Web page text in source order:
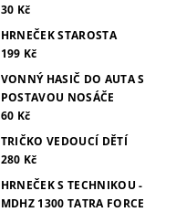
30 Kč
HRNEČEK STAROSTA
199 Kč
VONNÝ HASIČ DO AUTA S
POSTAVOU NOSÁČE
60 Kč
TRIČKO VEDOUCÍ DĚTÍ
280 Kč
HRNEČEK S TECHNIKOU -
MDHZ 1300 TATRA FORCE